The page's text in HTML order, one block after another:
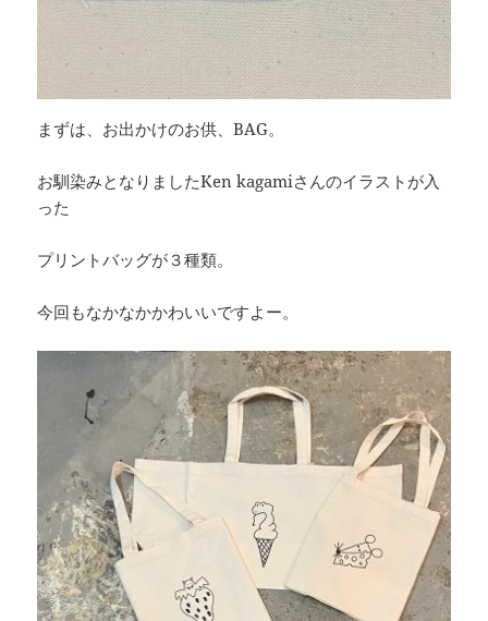
まずは、お出かけのお供、BAG。
お馴染みとなりましたKen kagamiさんのイラストが入
った
プリントバッグが３種類。
今回もなかなかかわいいですよー。